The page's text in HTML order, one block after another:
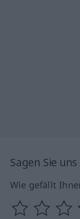
Sagen Sie
Wie gefällt